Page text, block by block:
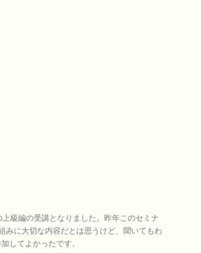
級編の受講となりました。昨年このセミナ
みに大切な内容だとは思うけど、聞いてもわ
してよかったです。